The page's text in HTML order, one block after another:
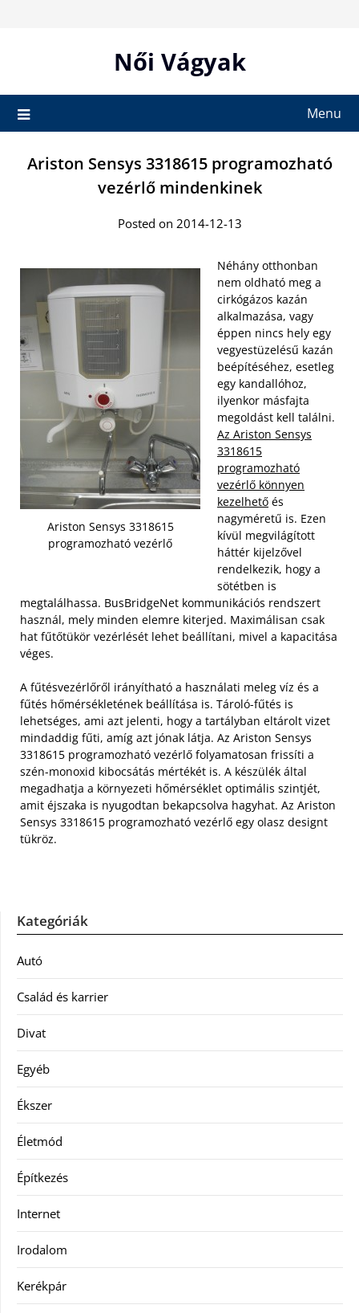
Női Vágyak
Menu
Ariston Sensys 3318615 programozható
vezérlő mindenkinek
Posted on 2014-12-13
Ariston Sensys 3318615
programozható vezérlő
Néhány otthonban
nem oldható meg a
cirkógázos kazán
alkalmazása, vagy
éppen nincs hely egy
vegyestüzelésű kazán
beépítéséhez, esetleg
egy kandallóhoz,
ilyenkor másfajta
megoldást kell találni.
Az Ariston Sensys
3318615
programozható
vezérlő könnyen
kezelhető és
nagyméretű is. Ezen
kívül megvilágított
háttér kijelzővel
rendelkezik, hogy a
sötétben is
megtalálhassa. BusBridgeNet kommunikációs rendszert
használ, mely minden elemre kiterjed. Maximálisan csak
hat fűtőtükör vezérlését lehet beállítani, mivel a kapacitása
véges.
A fűtésvezérlőről irányítható a használati meleg víz és a
fűtés hőmérsékletének beállítása is. Tároló-fűtés is
lehetséges, ami azt jelenti, hogy a tartályban eltárolt vizet
mindaddig fűti, amíg azt jónak látja. Az Ariston Sensys
3318615 programozható vezérlő folyamatosan frissíti a
szén-monoxid kibocsátás mértékét is. A készülék által
megadhatja a környezeti hőmérséklet optimális szintjét,
amit éjszaka is nyugodtan bekapcsolva hagyhat. Az Ariston
Sensys 3318615 programozható vezérlő egy olasz designt
tükröz.
Kategóriák
Autó
Család és karrier
Divat
Egyéb
Ékszer
Életmód
Építkezés
Internet
Irodalom
Kerékpár